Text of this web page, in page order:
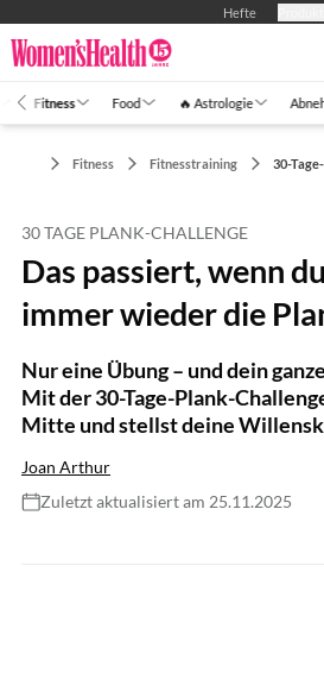
Hefte
Fitness Food 🔥 Astrologie
Fitness Fitnesstraining 30-
30 TAGE PLANK-CHALLENGE
Das passiert, wenn
immer wieder die
Nur eine Übung – und dein
Mit der 30-Tage-Plank-
Mitte und stellst deine
Joan Arthur
Zuletzt aktualisiert am 25.11.2025